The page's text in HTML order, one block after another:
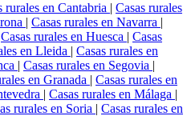
rurales en Cantabria | Casas rurales
| Casas rurales en Navarra |
Casas rurales en Huesca | Casas
en Lleida | Casas rurales en
| Casas rurales en Segovia |
en Granada | Casas rurales en
| Casas rurales en Málaga |
rurales en Soria | Casas rurales en